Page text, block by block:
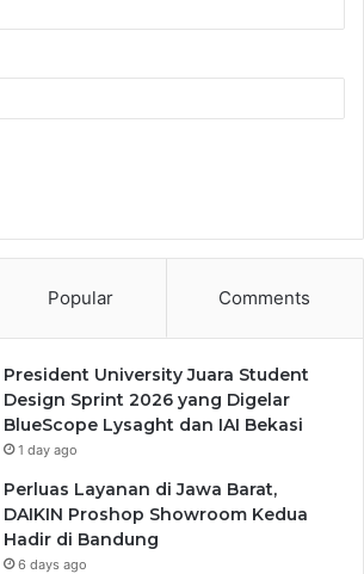
Popular Comments
President University Juara Student
Design Sprint 2026 yang Digelar
BlueScope Lysaght dan IAI Bekasi
1 day ago
Perluas Layanan di Jawa Barat,
DAIKIN Proshop Showroom Kedua
Hadir di Bandung
6 days ago